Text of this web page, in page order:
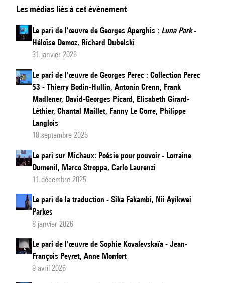
pari
de
l'œuvre
Jean
Tinguely
Cyclop
Les médias liés à cet évènement
Le pari de l’œuvre de Georges Aperghis : Luna Park-
Héloïse Demoz, Richard Dubelski
31 janvier 2026
Le pari de l'œuvre de Georges Perec : Collection Perec
53 - Thierry Bodin-Hullin, Antonin Crenn, Frank
Madlener, David-Georges Picard, Elisabeth Girard-
Léthier, Chantal Maillet, Fanny Le Corre, Philippe
Langlois
18 septembre 2025
Le pari sur Michaux: Poésie pour pouvoir - Lorraine
Dumenil, Marco Stroppa, Carlo Laurenzi
11 décembre 2025
Le pari de la traduction - Sika Fakambi, Nii Ayikwei
Parkes
8 janvier 2026
Le pari de l'œuvre de Sophie Kovalevskaïa - Jean-
François Peyret, Anne Monfort
9 avril 2026